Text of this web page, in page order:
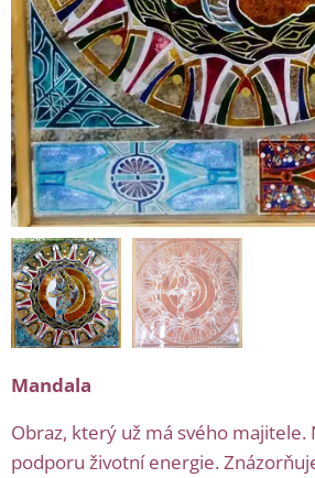
Mandala
Obraz, který už má svého majitele.
podporu životní energie.